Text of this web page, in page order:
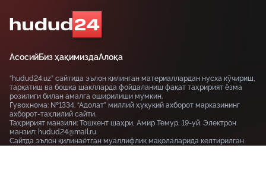
АсосийБиз ҳақимиздаАлоқа
“hudud24.uz” сайтида эълон қилинган материаллардан нусха кўчириш,
тарқатиш ва бошқа шаклларда фойдаланиш фақат таҳририят ёзма
розилиги билан амалга оширилиши мумкин.
Гувоҳнома: №1334. “Адолат” миллий ҳуқуқий ахборот марказининг
ахборот-таҳлилий сайти.
Таҳририят манзили: Тошкент шаҳри, Амир Темур, 19-уй. Электрон
манзил: hudud24@mail.ru.
Сайтда эълон қилинаётган муаллифлик мақолаларида келтирилган